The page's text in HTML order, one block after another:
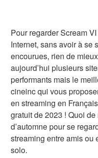
Pour regarder Scream
Internet, sans avoir à se
encourues, rien de
aujourd’hui plusieurs
performants mais le
cineinc qui vous
en streaming en
gratuit de 2023 ! Quoi
d’automne pour se
streaming entre amis ou
solo.